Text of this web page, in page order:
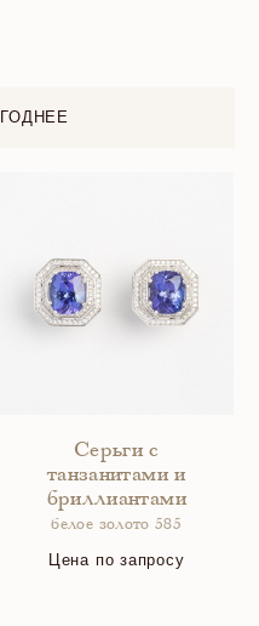
Серьги с
танзанитами и
бриллиантами
белое золото 585
Цена по запросу